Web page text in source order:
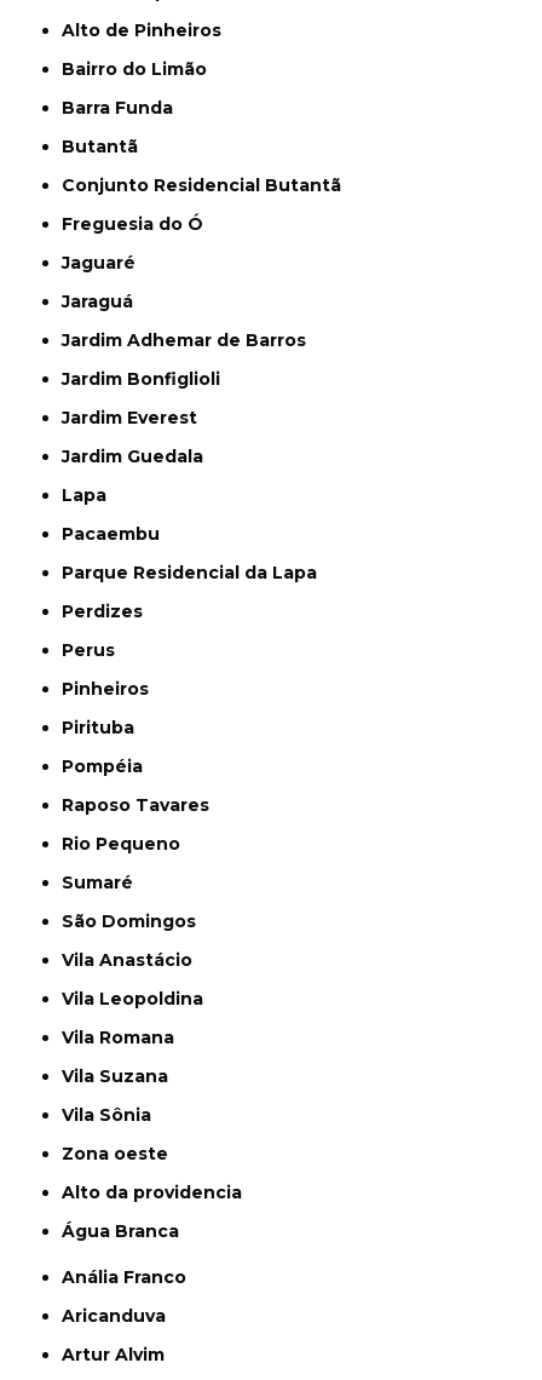
Alto de Pinheiros
Bairro do Limão
Barra Funda
Butantã
Conjunto Residencial Butantã
Freguesia do Ó
Jaguaré
Jaraguá
Jardim Adhemar de Barros
Jardim Bonfiglioli
Jardim Everest
Jardim Guedala
Lapa
Pacaembu
Parque Residencial da Lapa
Perdizes
Perus
Pinheiros
Pirituba
Pompéia
Raposo Tavares
Rio Pequeno
Sumaré
São Domingos
Vila Anastácio
Vila Leopoldina
Vila Romana
Vila Suzana
Vila Sônia
Zona oeste
alto da providencia
Água Branca
Anália Franco
Aricanduva
Artur Alvim